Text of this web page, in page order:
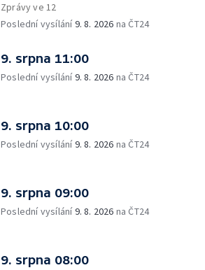
Zprávy ve 12
Poslední vysílání9. 8. 2026 na ČT24
9. srpna 11:00
Poslední vysílání9. 8. 2026 na ČT24
9. srpna 10:00
Poslední vysílání9. 8. 2026 na ČT24
9. srpna 09:00
Poslední vysílání9. 8. 2026 na ČT24
9. srpna 08:00